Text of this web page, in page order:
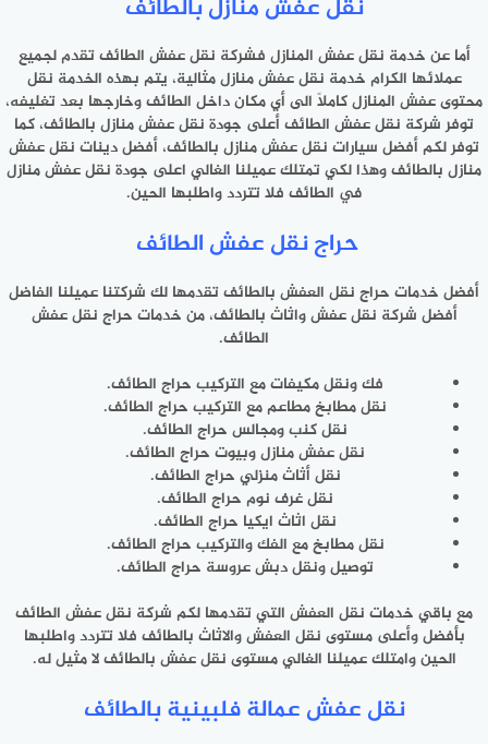
نقل عفش منازل بالطائف
أما عن خدمة نقل عفش المنازل فشركة نقل عفش الطائف تقدم لجميع
عملائها الكرام خدمة نقل عفش منازل مثالية، يتم بهذه الخدمة نقل
محتوى عفش المنازل كاملاً الى أي مكان داخل الطائف وخارجها بعد تغليفه،
توفر شركة نقل عفش الطائف أعلى جودة نقل عفش منازل بالطائف، كما
توفر لكم أفضل سيارات نقل عفش منازل بالطائف، أفضل دينات نقل عفش
منازل بالطائف وهذا لكي تمتلك عميلنا الغالي اعلى جودة نقل عفش منازل
في الطائف فلا تتردد واطلبها الحين.
حراج نقل عفش الطائف
أفضل خدمات حراج نقل العفش بالطائف تقدمها لك شركتنا عميلنا الفاضل
أفضل شركة نقل عفش واثاث بالطائف، من خدمات حراج نقل عفش
الطائف.
فك ونقل مكيفات مع التركيب حراج الطائف.
نقل مطابخ مطاعم مع التركيب حراج الطائف.
نقل كنب ومجالس حراج الطائف.
نقل عفش منازل وبيوت حراج الطائف.
نقل أثاث منزلي حراج الطائف.
نقل غرف نوم حراج الطائف.
نقل اثاث ايكيا حراج الطائف.
نقل مطابخ مع الفك والتركيب حراج الطائف.
توصيل ونقل دبش عروسة حراج الطائف.
مع باقي خدمات نقل العفش التي تقدمها لكم شركة نقل عفش الطائف
بأفضل وأعلى مستوى نقل العفش والاثاث بالطائف فلا تتردد واطلبها
الحين وامتلك عميلنا الغالي مستوى نقل عفش بالطائف لا مثيل له.
نقل عفش عمالة فلبينية بالطائف